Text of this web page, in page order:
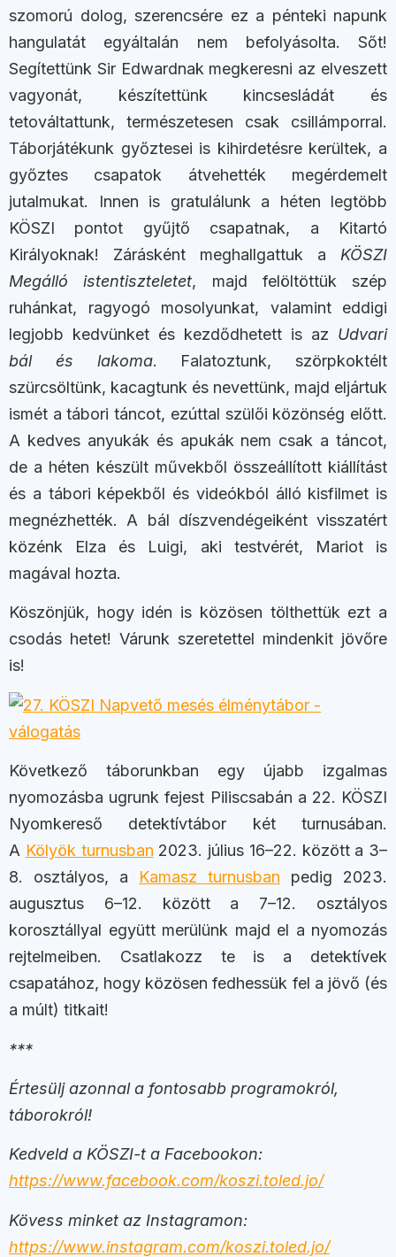
szomorú dolog, szerencsére ez a pénteki napunk
hangulatát egyáltalán nem befolyásolta. Sőt!
Segítettünk Sir Edwardnak megkeresni az elveszett
vagyonát, készítettünk kincsesládát és
tetováltattunk, természetesen csak csillámporral.
Táborjátékunk győztesei is kihirdetésre kerültek, a
győztes csapatok átvehették megérdemelt
jutalmukat. Innen is gratulálunk a héten legtöbb
KÖSZI pontot gyűjtő csapatnak, a Kitartó
Királyoknak! Zárásként meghallgattuk a KÖSZI
Megálló istentiszteletet, majd felöltöttük szép
ruhánkat, ragyogó mosolyunkat, valamint eddigi
legjobb kedvünket és kezdődhetett is az Udvari
bál és lakoma. Falatoztunk, szörpkoktélt
szürcsöltünk, kacagtunk és nevettünk, majd eljártuk
ismét a tábori táncot, ezúttal szülői közönség előtt.
A kedves anyukák és apukák nem csak a táncot,
de a héten készült művekből összeállított kiállítást
és a tábori képekből és videókból álló kisfilmet is
megnézhették. A bál díszvendégeiként visszatért
közénk Elza és Luigi, aki testvérét, Mariot is
magával hozta.
Köszönjük, hogy idén is közösen tölthettük ezt a
csodás hetet! Várunk szeretettel mindenkit jövőre
is!
Következő táborunkban egy újabb izgalmas
nyomozásba ugrunk fejest Piliscsabán a 22. KÖSZI
Nyomkereső detektívtábor két turnusában.
A Kölyök turnusban 2023. július 16–22. között a 3–
8. osztályos, a Kamasz turnusban pedig 2023.
augusztus 6–12. között a 7–12. osztályos
korosztállyal együtt merülünk majd el a nyomozás
rejtelmeiben. Csatlakozz te is a detektívek
csapatához, hogy közösen fedhessük fel a jövő (és
a múlt) titkait!
***
Értesülj azonnal a fontosabb programokról,
táborokról!
Kedveld a KÖSZI-t a Facebookon:
https://www.facebook.com/koszi.toled.jo/
Kövess minket az Instagramon:
https://www.instagram.com/koszi.toled.jo/